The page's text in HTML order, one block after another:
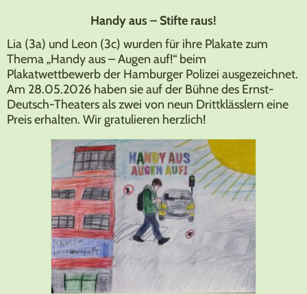
Handy aus – Stifte raus!
Lia (3a) und Leon (3c) wurden für ihre Plakate zum
Thema „Handy aus – Augen auf!“ beim
Plakatwettbewerb der Hamburger Polizei ausgezeichnet.
Am 28.05.2026 haben sie auf der Bühne des Ernst-
Deutsch-Theaters als zwei von neun Drittklässlern eine
Preis erhalten. Wir gratulieren herzlich!